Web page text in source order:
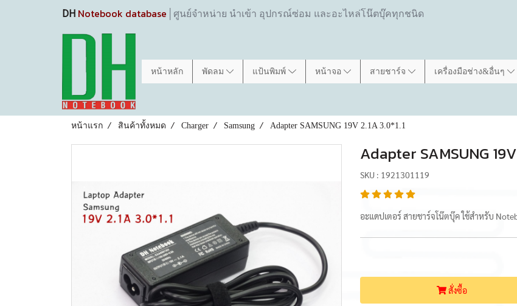
DH Notebook database │ศูนย์จำหน่าย นำเข้า อุปกรณ์ซ่อม และอะไหล่โน๊ตบุ๊คทุกชนิด
หน้าหลัก พัดลม แป้นพิมพ์ หน้าจอ สายชาร์จ เครื่องมือช่าง&อื่นๆ
หน้าแรก สินค้าทั้งหมด Charger Samsung Adapter SAMSUNG 19V 2.1A 3.0*1.1
Adapter SAMSUNG 19V
SKU : 1921301119
อะแดปเตอร์ สายชาร์จโน๊ตบุ๊ค ใช้สำหรับ
สั่งซื้อ